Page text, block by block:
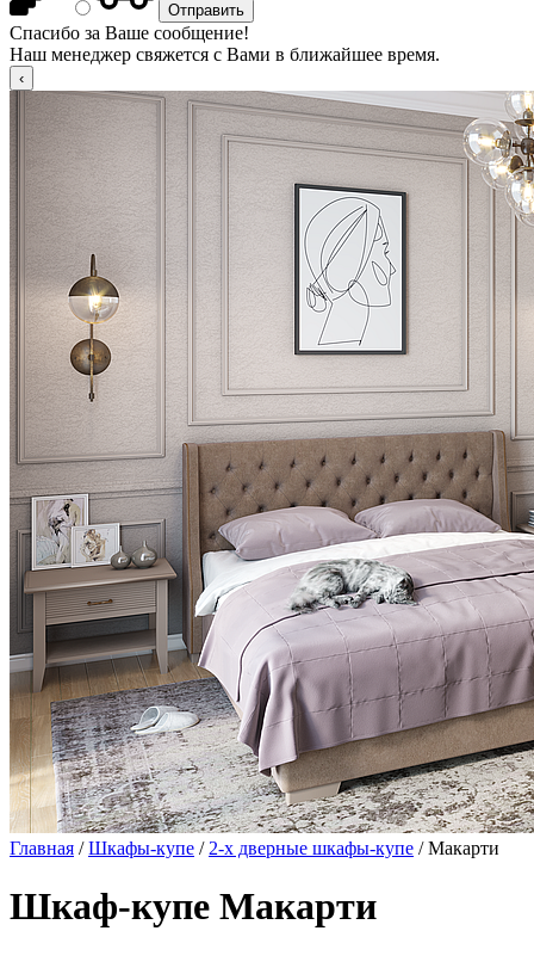
Спасибо за Ваше сообщение!
Наш менеджер свяжется с Вами в ближайшее время.
Главная /Шкафы-купе / 2-х дверные шкафы-купе / Макарти
Шкаф-купе Макарти